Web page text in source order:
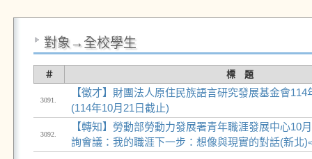
對象→全校學生
＃ 標 題
3091.
【徵才】財團法人原住民族語言研究發展基金會
(114年10月21日截止)
3092.
【轉知】勞動部勞動力發展署青年職涯發展中心10
詢會議：我的職涯下一步：想像與現實的對話(新北